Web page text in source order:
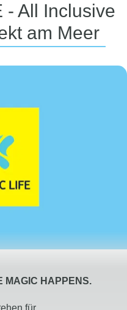
- All Inclusive
am Meer
MAGIC HAPPENS.
für